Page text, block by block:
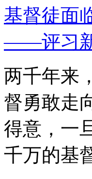
基督徒面
——评习
两千年来
督勇敢走
得意，一
千万的基